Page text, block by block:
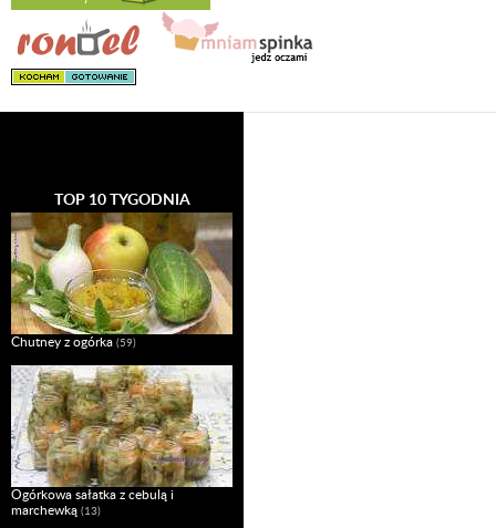
TOP 10 TYGODNIA
Chutney z ogórka (59)
Ogórkowa sałatka z cebulą i
marchewką (13)